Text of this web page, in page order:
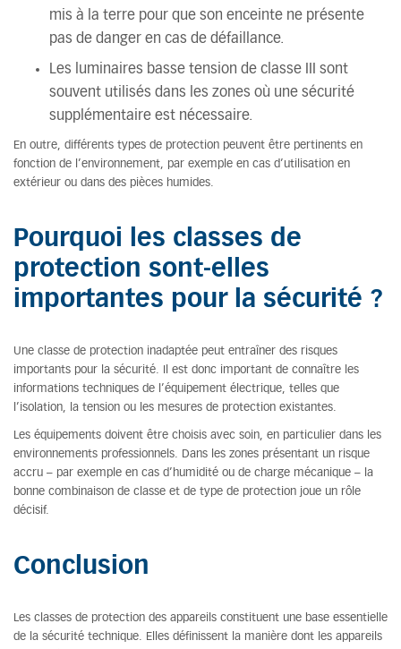
mis à la terre pour que son enceinte ne présente
pas de danger en cas de défaillance.
Les luminaires basse tension de classe III sont
souvent utilisés dans les zones où une sécurité
supplémentaire est nécessaire.
En outre, différents types de protection peuvent être pertinents en
fonction de l’environnement, par exemple en cas d’utilisation en
extérieur ou dans des pièces humides.
Pourquoi les classes de
protection sont-elles
importantes pour la sécurité ?
Une classe de protection inadaptée peut entraîner des risques
importants pour la sécurité. Il est donc important de connaître les
informations techniques de l’équipement électrique, telles que
l’isolation, la tension ou les mesures de protection existantes.
Les équipements doivent être choisis avec soin, en particulier dans les
environnements professionnels. Dans les zones présentant un risque
accru – par exemple en cas d’humidité ou de charge mécanique – la
bonne combinaison de classe et de type de protection joue un rôle
décisif.
Conclusion
Les classes de protection des appareils constituent une base essentielle
de la sécurité technique. Elles définissent la manière dont les appareils